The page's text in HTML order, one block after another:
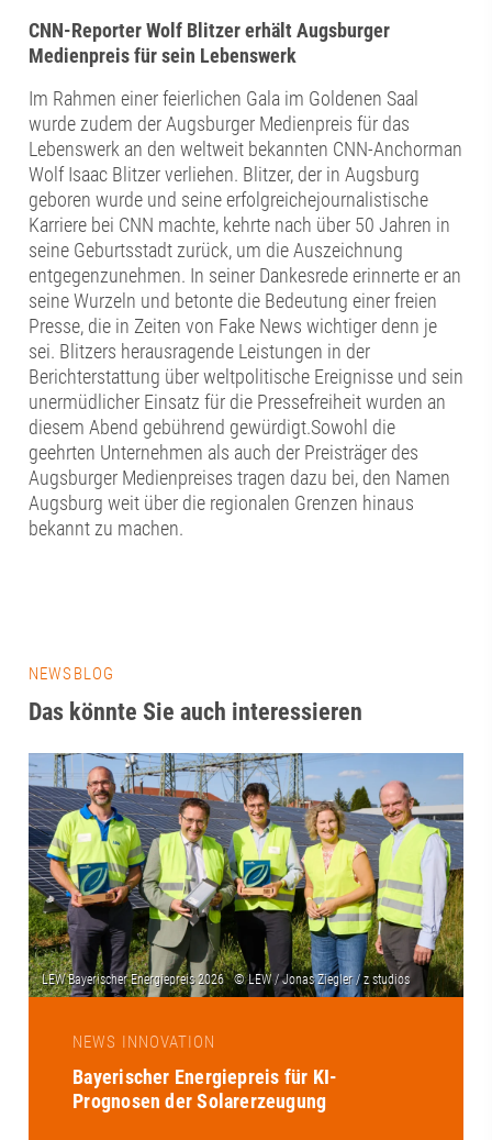
CNN-Reporter Wolf Blitzer erhält Augsburger
Medienpreis für sein Lebenswerk
Im Rahmen einer feierlichen Gala im Goldenen Saal
wurde zudem der Augsburger Medienpreis für das
Lebenswerk an den weltweit bekannten CNN-Anchorman
Wolf Isaac Blitzer verliehen. Blitzer, der in Augsburg
geboren wurde und seine erfolgreichejournalistische
Karriere bei CNN machte, kehrte nach über 50 Jahren in
seine Geburtsstadt zurück, um die Auszeichnung
entgegenzunehmen. In seiner Dankesrede erinnerte er an
seine Wurzeln und betonte die Bedeutung einer freien
Presse, die in Zeiten von Fake News wichtiger denn je
sei. Blitzers herausragende Leistungen in der
Berichterstattung über weltpolitische Ereignisse und sein
unermüdlicher Einsatz für die Pressefreiheit wurden an
diesem Abend gebührend gewürdigt.Sowohl die
geehrten Unternehmen als auch der Preisträger des
Augsburger Medienpreises tragen dazu bei, den Namen
Augsburg weit über die regionalen Grenzen hinaus
bekannt zu machen.
NEWSBLOG
Das könnte Sie auch interessieren
NEWS INNOVATION
Bayerischer Energiepreis für KI-
Prognosen der Solarerzeugung